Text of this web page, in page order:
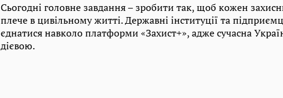
Сьогодні головне завдання – зробити так, щоб кожен
плече в цивільному житті. Державні інституції та
єднатися навколо платформи «Захист+», адже сучасна
дієвою.